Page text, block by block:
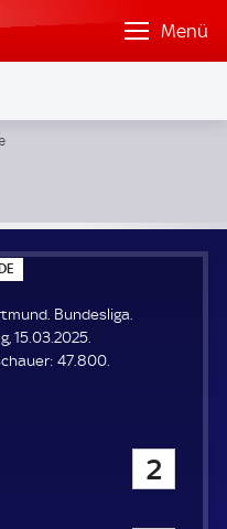
Menü
P
E
L
E
N
Bundesliga.
15.03.2025.
Z
47.800.
2